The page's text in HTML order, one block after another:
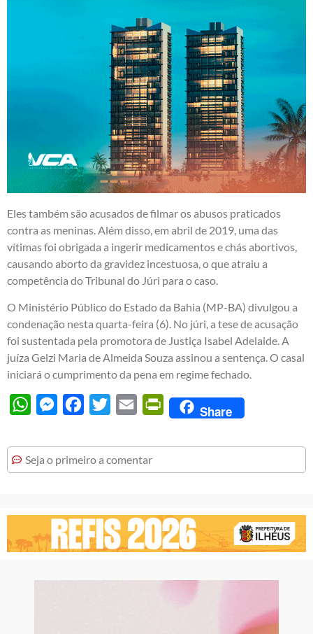
Eles também são acusados de filmar os abusos praticados
contra as meninas. Além disso, em abril de 2019, uma das
vítimas foi obrigada a ingerir medicamentos e chás abortivos,
causando aborto da gravidez incestuosa, o que atraiu a
competência do Tribunal do Júri para o caso.
O Ministério Público do Estado da Bahia (MP-BA) divulgou a
condenação nesta quarta-feira (6). No júri, a tese de acusação
foi sustentada pela promotora de Justiça Isabel Adelaide. A
juíza Gelzi Maria de Almeida Souza assinou a sentença. O casal
iniciará o cumprimento da pena em regime fechado.
WhatsAppMessengerFacebook
Twitter Email PrintFriendly
Share
Seja o primeiro a comentar